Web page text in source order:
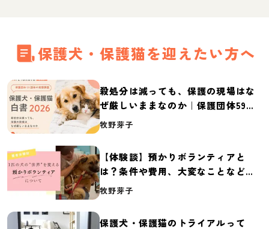
保護犬・保護猫を迎えたい方へ
殺処分は減っても、保護の現場はな
ぜ厳しいままなのか｜保護団体59団
体の実態調査【保護犬・保護猫白書
牧野芽子
【体験談】預かりボランティアと
は？条件や費用、大変なことなど紹
介
牧野芽子
保護犬・保護猫のトライアルって